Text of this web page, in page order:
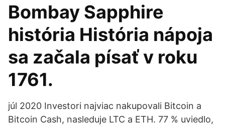
Bombay Sapphire
história História nápoja
sa začala písať v roku
1761.
júl 2020 Investori najviac nakupovali Bitcoin a
Bitcoin Cash, nasleduje LTC a ETH. 77 % uviedlo,